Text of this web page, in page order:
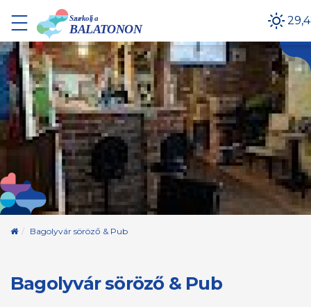
Kezdőoldal
Bagolyvár söröző & Pub
Bagolyvár söröző & Pub